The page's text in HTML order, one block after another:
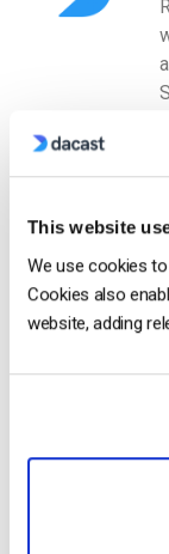
This website
We use cookies
Cookies also
website, adding
Free 14-